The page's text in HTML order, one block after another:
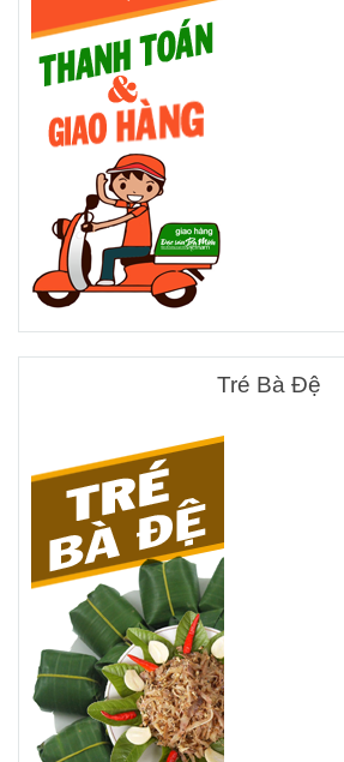
Tré Bà Đệ